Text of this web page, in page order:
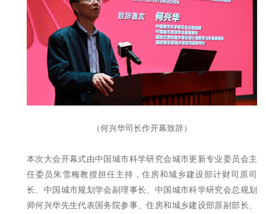
（何兴华司长作开幕致辞）
本次大会开幕式由中国城市科学研究会城市更新专业委员会主
任委员朱雪梅教授担任主持，住房和城乡建设部计财司原司
长、中国城市规划学会副理事长、中国城市科学研究会总规划
师何兴华先生代表国务院参事、住房和城乡建设部原副部长、